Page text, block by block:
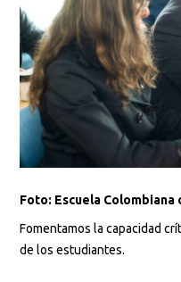
Foto: Escuela
Fomentamos la capacidad
de los estudiantes.